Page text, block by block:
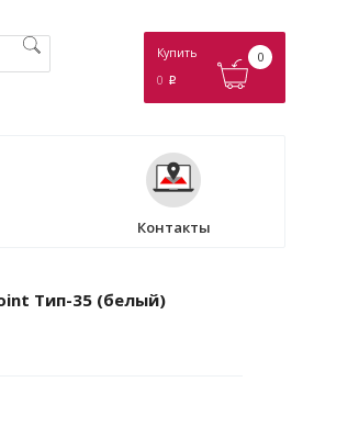
Купить
0 p
0
Контакты
Тип-35 (белый)